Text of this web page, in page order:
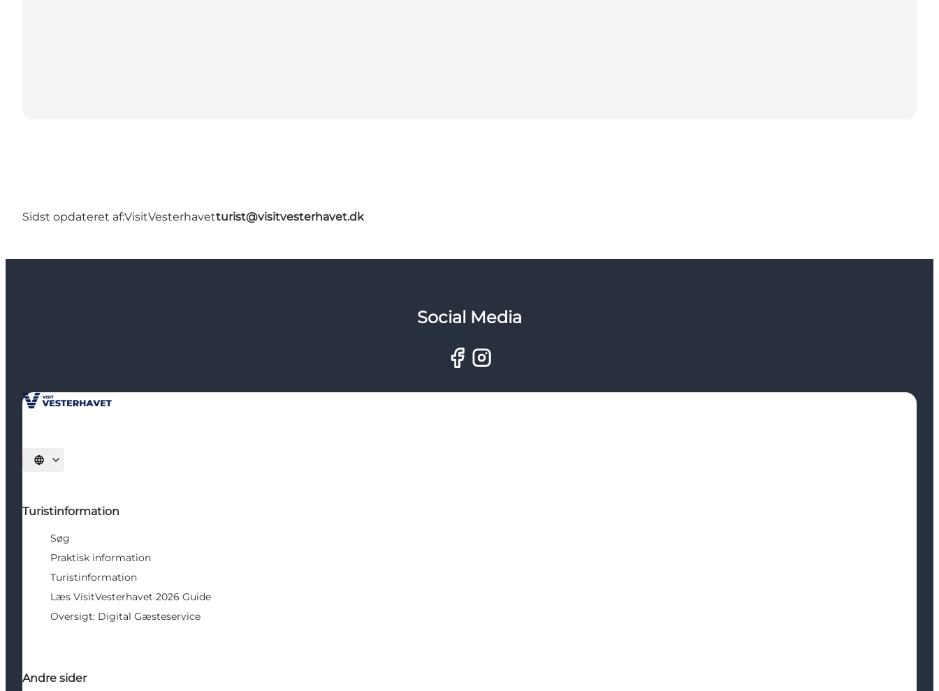
Sidst opdateret af:VisitVesterhavetturist@visitvesterhavet.dk
Social Media
Vælg sprog
Turistinformation
Søg
Praktisk information
Turistinformation
Læs VisitVesterhavet 2026 Guide
Oversigt: Digital Gæsteservice
Andre sider